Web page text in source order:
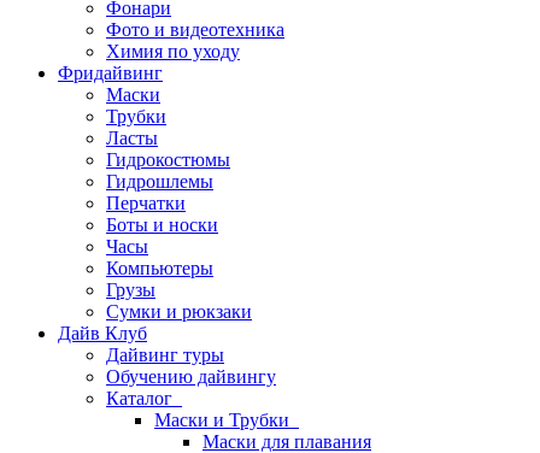
Фонари
Фото и видеотехника
Химия по уходу
Фридайвинг
Маски
Трубки
Ласты
Гидрокостюмы
Гидрошлемы
Перчатки
Боты и носки
Часы
Компьютеры
Грузы
Сумки и рюкзаки
Дайв Клуб
Дайвинг туры
Обучению дайвингу
Каталог
Маски и Трубки
Маски для плавания